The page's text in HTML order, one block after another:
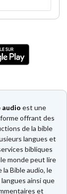
audio est une
offrant des
de la bible
langues et
bibliques
monde peut lire
la Bible audio, le
ainsi que
et